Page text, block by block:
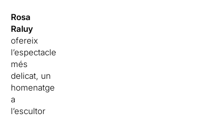
Rosa
Raluy
ofereix
l’espectacle
més
delicat, un
homenatge
a
l’escultor